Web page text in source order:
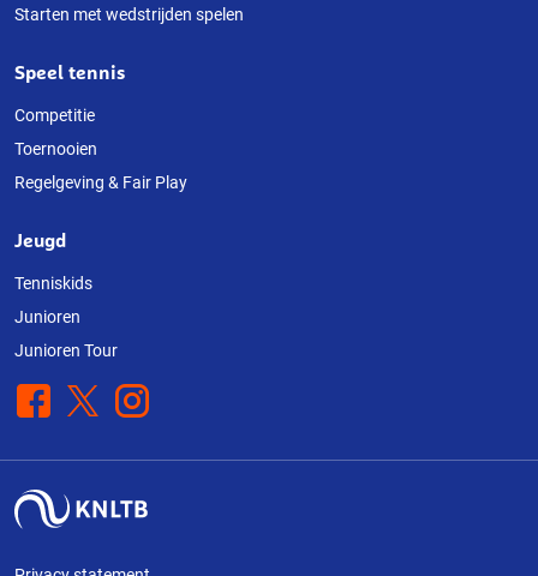
Starten met wedstrijden spelen
Speel tennis
Competitie
Toernooien
Regelgeving & Fair Play
Jeugd
Tenniskids
Junioren
Junioren Tour
Facebook
X Instagram